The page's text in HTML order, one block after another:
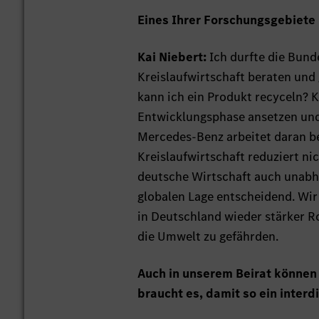
Eines Ihrer
Kai Niebert: Ich durfte die
Kreislaufwirtschaft beraten und
kann ich ein Produkt recyceln?
Entwicklungsphase ansetzen
Mercedes-Benz arbeitet daran
Kreislaufwirtschaft reduziert
deutsche Wirtschaft auch
globalen Lage entscheidend.
in Deutschland wieder stärker
die Umwelt zu gefährden.
Auch in unserem Beirat
braucht es, damit so ein